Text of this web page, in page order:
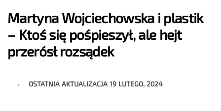
Martyna Wojciechowska i plastik
– Ktoś się pośpieszył, ale hejt
przerósł rozsądek
OSTATNIA AKTUALIZACJA19 LUTEGO, 2024